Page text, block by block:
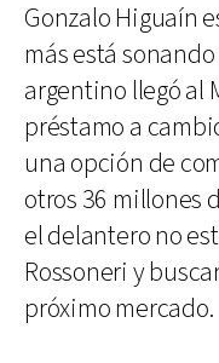
Gonzalo Higuaín
más está
argentino llegó al
préstamo a
una opción de
otros 36 millones
el delantero no
Rossoneri y
próximo mercado.